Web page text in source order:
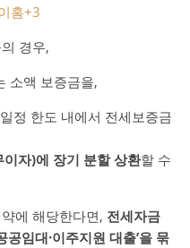
홈+3
경우,
소액 보증금을,
정 한도 내에서 전세보증금
자)에 장기 분할 상환할 수
에 해당한다면, 전세자금
공임대·이주지원 대출’을 묶